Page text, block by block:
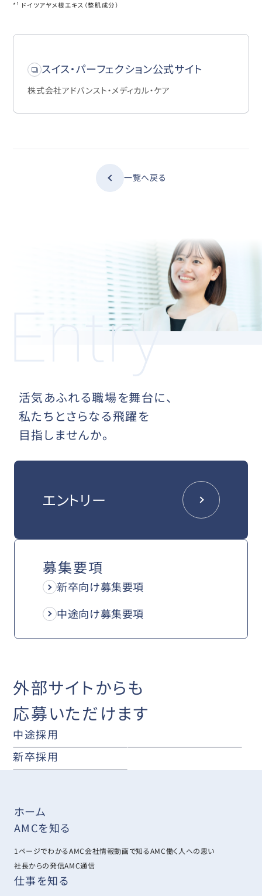
*¹ ドイツアヤメ根エキス（整肌成分）
スイス・パーフェクション公式サイト
株式会社アドバンスト・メディカル・ケア
一覧へ戻る
活気あふれる職場を舞台に、
私たちとさらなる飛躍を
目指しませんか。
エントリー
募集要項
新卒向け募集要項
中途向け募集要項
外部サイトからも
応募いただけます
中途採用
新卒採用
ホーム
AMCを知る
1ページでわかるAMC会社情報動画で知るAMC働く人への思い
社長からの発信AMC通信
仕事を知る